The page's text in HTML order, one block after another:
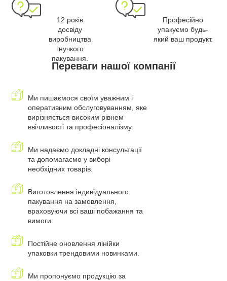
12 років
досвіду
виробництва
гнучкого
пакування.
Професійно
упакуємо будь-
який ваш продукт.
Переваги нашої компанії
Ми пишаємося своїм уважним і
оперативним обслуговуванням, яке
вирізняється високим рівнем
ввічливості та професіоналізму.
Ми надаємо докладні консультації
та допомагаємо у виборі
необхідних товарів.
Виготовлення індивідуального
пакування на замовлення,
враховуючи всі ваші побажання та
вимоги.
Постійне оновлення лінійки
упаковки трендовими новинками.
Ми пропонуємо продукцію за